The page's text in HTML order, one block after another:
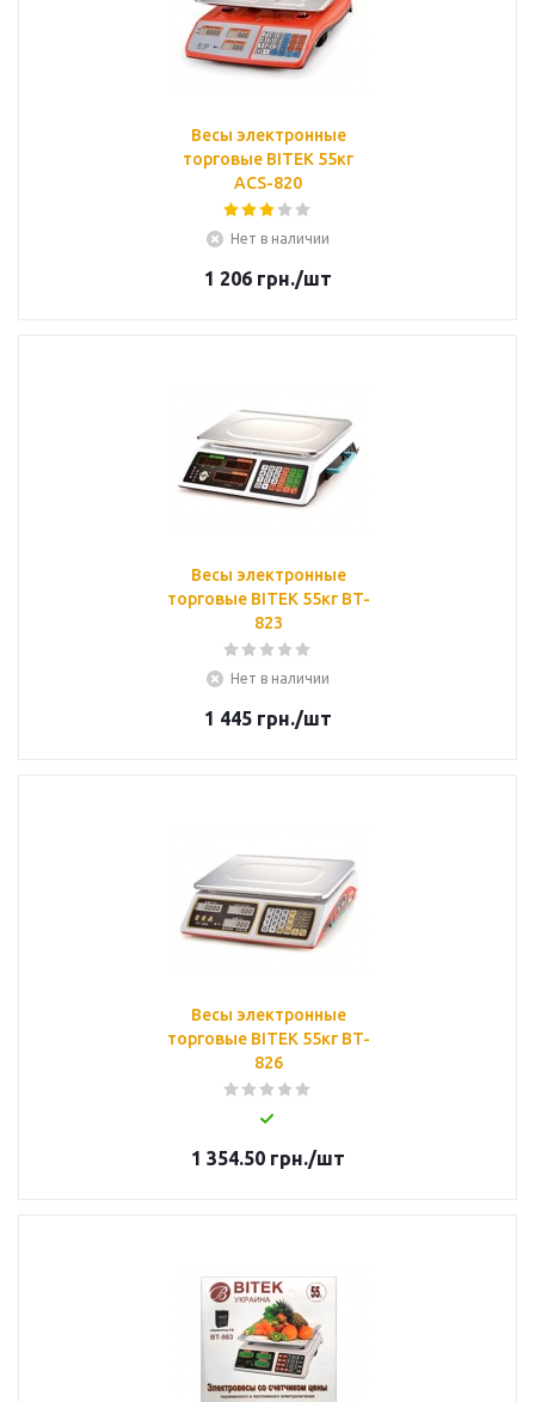
Весы электронные
торговые BITEK 55кг
ACS-820
Нет в наличии
1 206 грн./шт
Весы электронные
торговые BITEK 55кг BT-
823
Нет в наличии
1 445 грн./шт
Весы электронные
торговые BITEK 55кг BT-
826
1 354.50 грн./шт